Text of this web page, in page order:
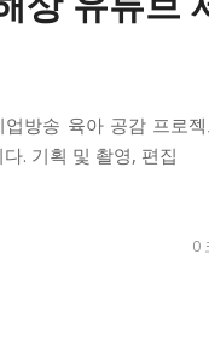
업방송 육아 공감 프로
다. 기획 및 촬영, 편집
0